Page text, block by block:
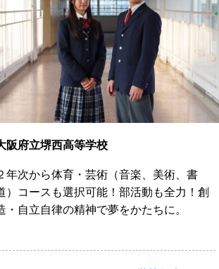
阪府立堺西高等学校
年次から体育・芸術（音楽、美術、書
）コースも選択可能！部活動も全力！創
・自立自律の精神で夢をかたちに。